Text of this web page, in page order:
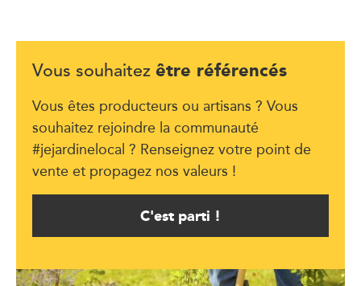
Vous souhaitez être référencés
Vous êtes producteurs ou artisans ? Vous
souhaitez rejoindre la communauté
#jejardinelocal ? Renseignez votre point de
vente et propagez nos valeurs !
C'est parti !